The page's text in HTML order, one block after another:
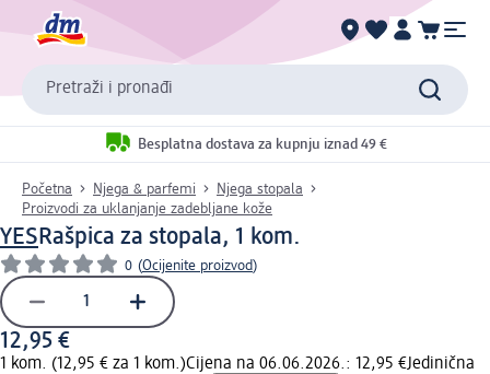
Pretraži i pronađi
Besplatna dostava za kupnju iznad 49 €
Početna Njega & parfemi
Njega stopala
Proizvodi za uklanjanje zadebljane kože
YESRašpica za stopala, 1 kom.
0 (Ocijenite proizvod)
12,95 €
1 kom. (12,95 € za 1 kom.)Cijena na 06.06.2026.: 12,95 €Jedinična